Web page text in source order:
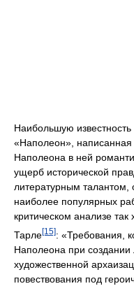
Наибольшую
«Наполеон», написанная
Наполеона в ней
ущерб исторической
литературным талантом,
наиболее популярных
критическом анализе
Тарле[15]: «Требования,
Наполеона при создании
художественной
повествования под